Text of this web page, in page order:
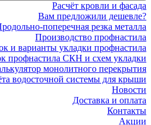
Расчёт кровли и фасада
Вам предложили дешевле?
поперечная резка металла
Производство профнастила
и варианты укладки профнастила
профнастила СКН и схем укладки
монолитного перекрытия
водосточной системы для крыши
Новости
Доставка и оплата
Контакты
Акции